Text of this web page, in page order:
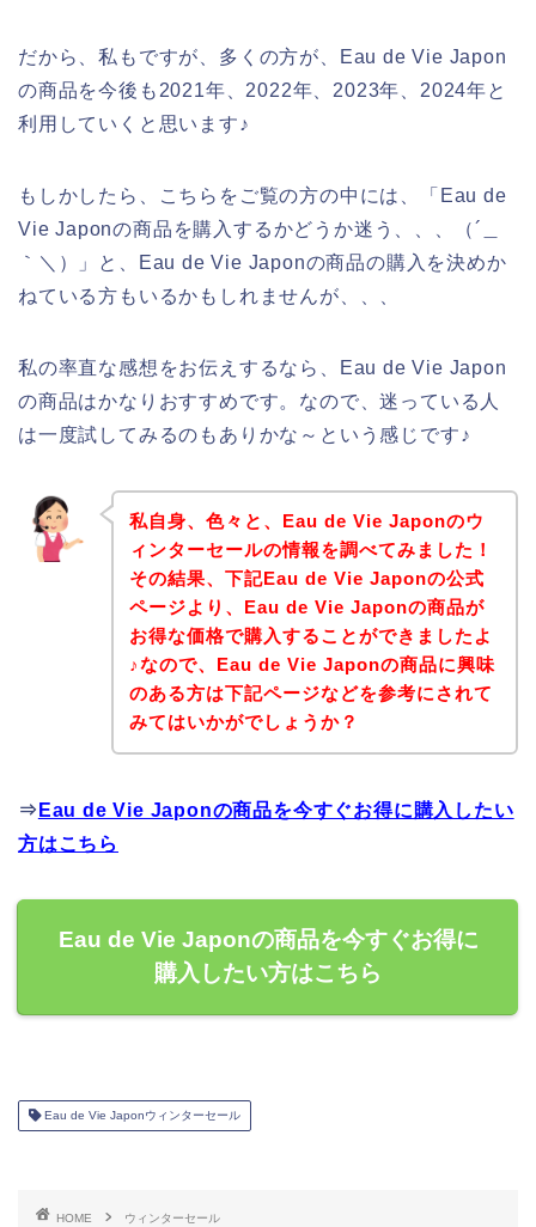
だから、私もですが、多くの方が、Eau de Vie Japon
の商品を今後も2021年、2022年、2023年、2024年と
利用していくと思います♪
もしかしたら、こちらをご覧の方の中には、「Eau de
Vie Japonの商品を購入するかどうか迷う、、、（´＿
｀＼）」と、Eau de Vie Japonの商品の購入を決めか
ねている方もいるかもしれませんが、、、
私の率直な感想をお伝えするなら、Eau de Vie Japon
の商品はかなりおすすめです。なので、迷っている人
は一度試してみるのもありかな～という感じです♪
私自身、色々と、Eau de Vie Japonのウ
ィンターセールの情報を調べてみました！
その結果、下記Eau de Vie Japonの公式
ページより、Eau de Vie Japonの商品が
お得な価格で購入することができましたよ
♪なので、Eau de Vie Japonの商品に興味
のある方は下記ページなどを参考にされて
みてはいかがでしょうか？
⇒ Eau de Vie Japonの商品を今すぐお得に購入したい
方はこちら
Eau de Vie Japonの商品を今すぐお得に
購入したい方はこちら
Eau de Vie Japonウィンターセール
HOME ウィンターセール